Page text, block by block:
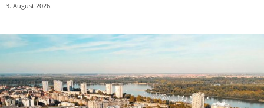
3. August 2026.